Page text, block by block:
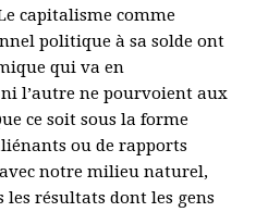
capitalisme comme
politique à sa solde ont
qui va en
l’autre ne pourvoient aux
ce soit sous la forme
ou de rapports
notre milieu naturel,
les résultats dont les gens